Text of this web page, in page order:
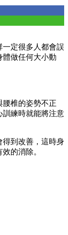
定很多人都會誤
體做任何大小動
椎的姿勢不正
訓練時就能將注意
得到改善，這時身
的消除。